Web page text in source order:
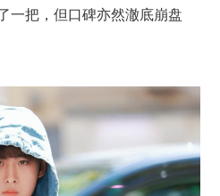
一把，但口碑亦然澈底崩盘